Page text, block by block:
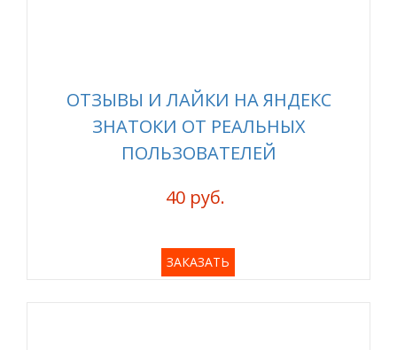
ОТЗЫВЫ И ЛАЙКИ НА ЯНДЕКС
ЗНАТОКИ ОТ РЕАЛЬНЫХ
ПОЛЬЗОВАТЕЛЕЙ
40 руб.
ЗАКАЗАТЬ